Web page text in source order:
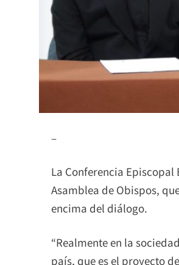
–
La Conferencia
Asamblea de Obispos,
encima del diálogo.
“Realmente en la
país, que es el proyecto